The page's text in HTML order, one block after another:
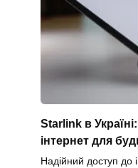
Starlink в
інтернет для
Надійний доступ до